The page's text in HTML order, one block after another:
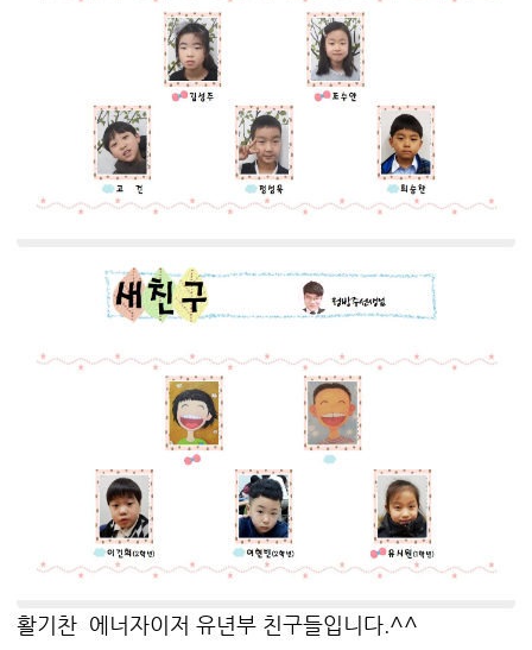
활기찬 에너자이저 유년부 친구들입니다.^^